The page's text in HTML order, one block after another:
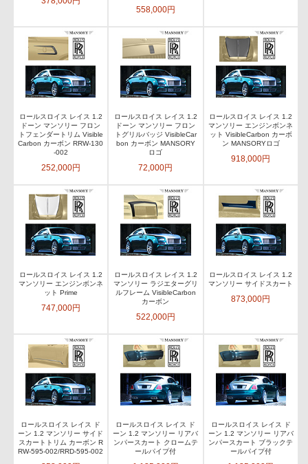
558,000円
ロールスロイス レイス 1.2
ドーン マンソリー フロン
トフェンダートリム Visible
Carbon カーボン RRW-130
-002
252,000円
ロールスロイス レイス 1.2
ドーン マンソリー フロン
トグリルバッジ VisibleCar
bon カーボン MANSORY
ロゴ
72,000円
ロールスロイス レイス 1.2
マンソリー エンジンボンネ
ット VisibleCarbon カーボ
ン MANSORYロゴ
918,000円
ロールスロイス レイス 1.2
マンソリー エンジンボンネ
ット Prime
747,000円
ロールスロイス レイス 1.2
マンソリー ラジエターグリ
ルフレーム VisibleCarbon
カーボン
522,000円
ロールスロイス レイス 1.2
マンソリー サイドスカート
873,000円
ロールスロイス レイス ド
ーン 1.2 マンソリー サイド
スカートトリム カーボン R
RW-595-002/RRD-595-002
ロールスロイス レイス ド
ーン 1.2 マンソリー リアバ
ンパースカート クロームテ
ールパイプ付
ロールスロイス レイス ド
ーン 1.2 マンソリー リアバ
ンパースカート ブラックテ
ールパイプ付